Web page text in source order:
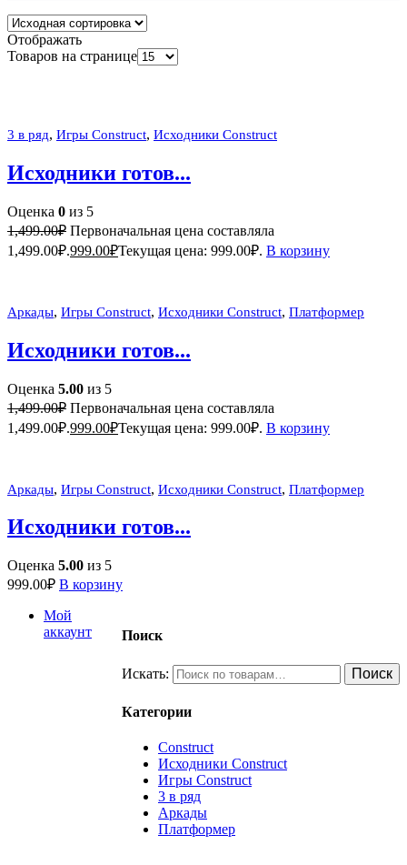
Отображать
Товаров на странице
3 в ряд, Игры Construct, Исходники Construct
Исходники готов...
Оценка 0 из 5
1,499.00₽ Первоначальная цена составляла
1,499.00₽.999.00₽Текущая цена: 999.00₽. В корзину
Аркады, Игры Construct, Исходники Construct, Платформер
Исходники готов...
Оценка 5.00 из 5
1,499.00₽ Первоначальная цена составляла
1,499.00₽.999.00₽Текущая цена: 999.00₽. В корзину
Аркады, Игры Construct, Исходники Construct, Платформер
Исходники готов...
Оценка 5.00 из 5
999.00₽ В корзину
Поиск
Искать: Поиск
Категории
Construct
Исходники Construct
Игры Construct
3 в ряд
Аркады
Платформер
Мой
аккаунт